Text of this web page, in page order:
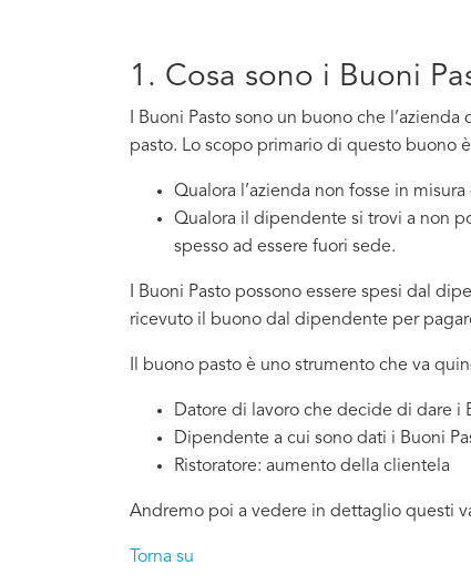
1. Cosa sono i Buoni
I Buoni Pasto sono un buono che
pasto. Lo scopo primario di questo buono
Qualora l’azienda non fosse in
Qualora il dipendente si trovi a non
spesso ad essere fuori sede.
I Buoni Pasto possono essere spesi dal
ricevuto il buono dal dipendente per
Il buono pasto è uno strumento che va
Datore di lavoro che decide di dare i
Dipendente a cui sono dati i Buoni
Ristoratore: aumento della clientela
Andremo poi a vedere in dettaglio questi
Torna su